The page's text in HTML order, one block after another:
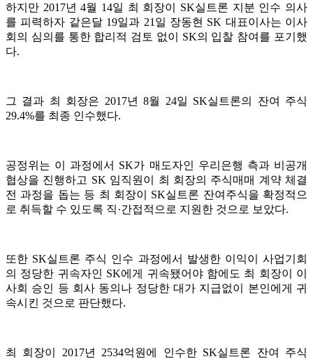
하지만 2017년 4월 14일 최 회장이 SK실트론 지분 인수 의사
를 피력하자 같은달 19일과 21일 장동현 SK 대표이사는 이사
회의 심의를 통한 합리적 검토 없이 SK의 입찰 참여를 포기했
다.
그 결과 최 회장은 2017년 8월 24일 SK실트론의 잔여 주식
29.4%를 최종 인수했다.
공정위는 이 과정에서 SK가 매도자인 우리은행 측과 비공개
협상을 진행하고 SK 임직원이 최 회장의 주식매매 계약 체결
전 과정을 돕는 등 최 회장이 SK실트론 잔여주식을 확정적으
로 취득할 수 있도록 직·간접적으로 지원한 것으로 보았다.
또한 SK실트론 주식 인수 과정에서 발생한 이익이 사업기회
의 정당한 귀속자인 SK에게 귀속됐어야 함에도 최 회장이 이
사회 승인 등 회사 동의나 정당한 대가 지급없이 본인에게 귀
속시킨 것으로 판단했다.
최 회장이 2017년 2534억원에 인수한 SK실트론 잔여 주식